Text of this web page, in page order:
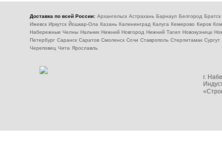
Доставка по всей России: Архангельск Астрахань Барнаул Белгород Братск
Ижевск Иркутск Йошкар-Ола Казань Калининград Калуга Кемерово Киров
Набережные Челны Нальчик Нижний Новгород Нижний Тагил Новокузнецк
Петербург Саранск Саратов Смоленск Сочи Ставрополь Стерлитамак Сургут
Череповец Чита Ярославль
г.